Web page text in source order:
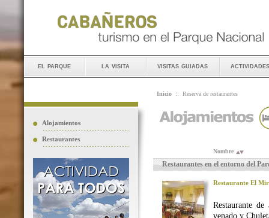
el parque la visita visitas guiadas actividades
Alojamientos
Restaurantes
Inicio :: Reserva de restaurantes
Nombre
Restaurantes en el entorno del
Restaurante El
Restaurante
venado y